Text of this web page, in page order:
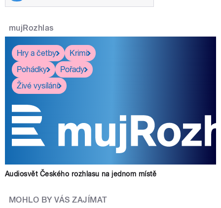
mujRozhlas
Hry a četby
Krimi
Pohádky
Pořady
Živé vysílání
Audiosvět Českého rozhlasu na jednom místě
MOHLO BY VÁS ZAJÍMAT